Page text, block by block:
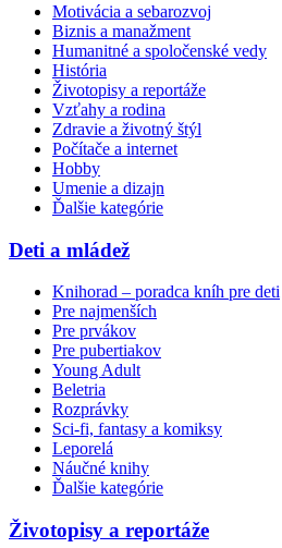
Motivácia a sebarozvoj
Biznis a manažment
Humanitné a spoločenské vedy
História
Životopisy a reportáže
Vzťahy a rodina
Zdravie a životný štýl
Počítače a internet
Hobby
Umenie a dizajn
Ďalšie kategórie
Deti a mládež
Knihorad – poradca kníh pre deti
Pre najmenších
Pre prvákov
Pre pubertiakov
Young Adult
Beletria
Rozprávky
Sci-fi, fantasy a komiksy
Leporelá
Náučné knihy
Ďalšie kategórie
Životopisy a reportáže